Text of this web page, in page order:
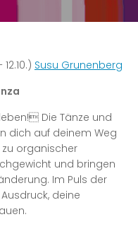
Susu Grunenberg
Die Tänze und
dich auf deinem Weg
organischer
und bringen
Im Puls der
deine